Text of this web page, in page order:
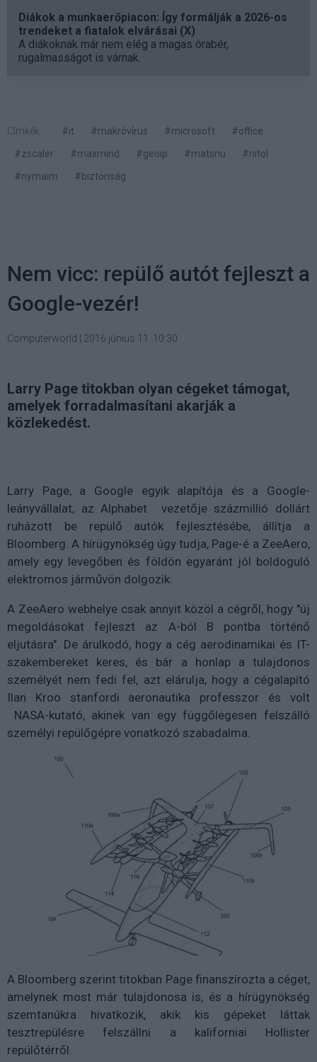
Diákok a munkaerőpiacon: Így formálják a 2026-os
trendeket a fiatalok elvárásai (X)
A diákoknak már nem elég a magas órabér,
rugalmasságot is várnak.
Címkék: #it #makróvírus #microsoft
#office
#zscaler
#maxmind #geoip #matsnu
#nitol
#nymaim
#biztonság
Nem vicc: repülő autót fejleszt a
Google-vezér!
Computerworld 2016 június 11. 10:30
Larry Page titokban olyan cégeket támogat,
amelyek forradalmasítani akarják a
közlekedést.
Larry Page, a Google egyik alapítója és a Google-
leányvállalat, az Alphabet vezetője százmillió dollárt
ruházott be repülő autók fejlesztésébe, állítja a
Bloomberg. A hírügynökség úgy tudja, Page-é a ZeeAero,
amely egy levegőben és földön egyaránt jól boldoguló
elektromos járművön dolgozik.
A ZeeAero webhelye csak annyit közöl a cégről, hogy "új
megoldásokat fejleszt az A-ból B pontba történő
eljutásra". De árulkodó, hogy a cég aerodinamikai és IT-
szakembereket keres, és bár a honlap a tulajdonos
személyét nem fedi fel, azt elárulja, hogy a cégalapító
Ilan Kroo stanfordi aeronautika professzor és volt
NASA-kutató, akinek van egy függőlegesen felszálló
személyi repülőgépre vonatkozó szabadalma.
A Bloomberg szerint titokban Page finanszírozta a céget,
amelynek most már tulajdonosa is, és a hírügynökség
szemtanúkra hivatkozik, akik kis gépeket láttak
tesztrepülésre felszállni a kaliforniai Hollister
repülőtérről.